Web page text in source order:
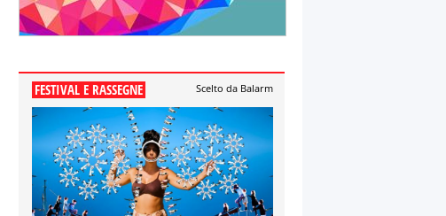
FESTIVAL E RASSEGNE Scelto da Balarm